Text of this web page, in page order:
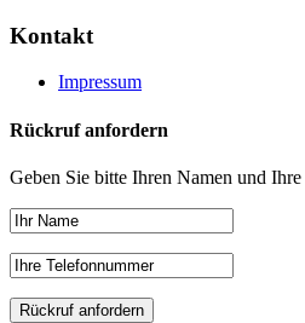
Kontakt
Impressum
Rückruf anfordern
Geben Sie bitte Ihren Namen und